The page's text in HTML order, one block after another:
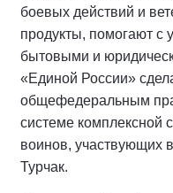
боевых действий и
продукты, помогают с
бытовыми и
«Единой России»
общефедеральным
системе комплексной
воинов, участвующих
Турчак.